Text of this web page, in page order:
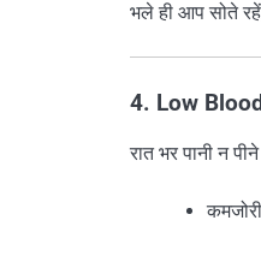
भले ही आप सोते
4. Low
रात भर पानी न
कमजोरी